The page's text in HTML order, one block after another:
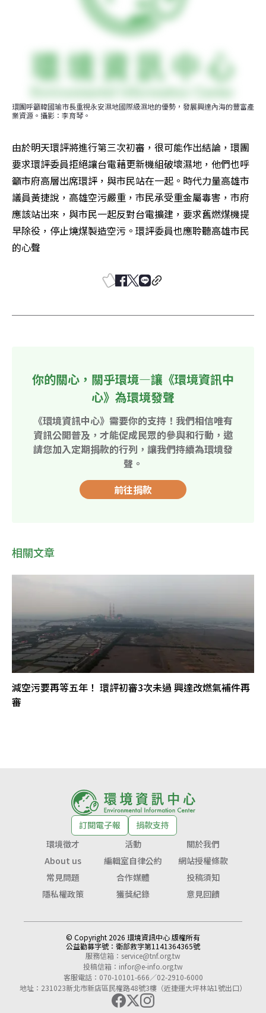
環團呼籲韓國瑜市長重視永安濕地國際級濕地的優勢，發展興達內海的豐富產
業資源。攝影：李育琴。
由於明天環評將進行第三次初審，很可能作出結論，環團
要求環評委員拒絕讓台電藉更新機組破壞濕地，他們也呼
籲市府高層出席環評，與市民站在一起。時代力量高雄市
議員黃捷說，高雄空污嚴重，市民承受重金屬毒害，市府
應該站出來，與市民一起反對台電擴建，要求舊燃煤機提
早除役，停止燒煤製造空污。環評委員也應聆聽高雄市民
的心聲
你的關心，關乎環境—讓《環境資訊中
心》為環境發聲
《環境資訊中心》需要你的支持！我們相信唯有
資訊公開普及，才能促成民眾的參與和行動，邀
請您加入定期捐款的行列，讓我們持續為環境發
聲。
前往捐款
相關文章
減空污要再等五年！ 環評初審3次未過 興達改燃氣補件再
審
訂閱電子報
捐款支持
環境徵才
活動
關於我們
About us
編輯室自律公約
網站授權條款
常見問題
合作媒體
投稿須知
隱私權政策
獲獎紀錄 意見回饋
© Copyright 2026 環境資訊中心 版權所有
公益勸募字號： 衛部救字第1141364365號
服務信箱： service@tnf.org.tw
投稿信箱： infor@e-info.org.tw
客服電話：070-10101-666／02-2910-6000
地址：231023新北市新店區民權路48號3樓（近捷運大坪林站1號出口）